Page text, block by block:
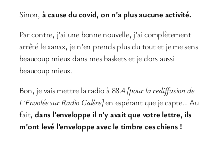
Sinon, à cause du covid, on n’a plus aucune activité.
Par contre, j’ai une bonne nouvelle, j’ai complètement
arrêté le xanax, je n’en prends plus du tout et je me sens
beaucoup mieux dans mes baskets et je dors aussi
beaucoup mieux.
Bon, je vais mettre la radio à 88.4[pour la rediffusion de
L’Envolée sur Radio Galère]en espérant que je capte… Au
fait,dans l’enveloppe il n’y avait que votre lettre, ils
m’ont levé l’enveloppe avec le timbre ces chiens !